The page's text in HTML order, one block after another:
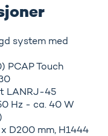
system med
PCAP Touch
LANRJ-45
Hz - ca. 40 W
D200 mm, H1444